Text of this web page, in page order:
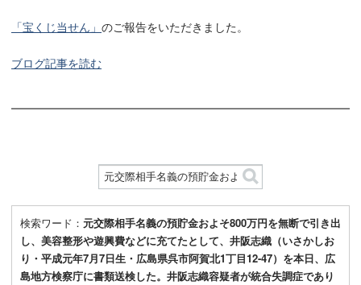
「宝くじ当せん」 のご報告をいただきました。
ブログ記事を読む
検索ワード： 元交際相手名義の預貯金およそ800万円を無断で引き出
し、美容整形や遊興費などに充てたとして、井阪志織（いさかしお
り・平成元年7月7日生・広島県呉市阿賀北1丁目12-47）を本日、広
島地方検察庁に書類送検した。井阪志織容疑者が統合失調症であり